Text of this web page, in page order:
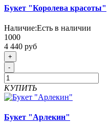
Букет "Королева красоты"
Наличие:Есть в наличии
1000
4 440 руб
+
-
КУПИТЬ
Букет "Арлекин"